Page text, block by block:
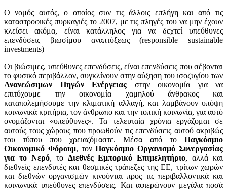
Ο νομός αυτός, ο οποίος συν τις άλλοις επλήγη και από τις
καταστροφικές πυρκαγιές το 2007, με τις πληγές του να μην έχουν
κλείσει ακόμα, είναι κατάλληλος για να δεχτεί υπεύθυνες
επενδύσεις βιωσίμου αναπτύξεως (responsible sustainable
investments)
Οι βιώσιμες, υπεύθυνες επενδύσεις, είναι επενδύσεις που σέβονται
το φυσικό περιβάλλον, συγκλίνουν στην αύξηση του ισοζυγίου των
Ανανεώσιμων Πηγών Ενέργειας στην οικονομία για να
επιτύχουμε την οικονομία χαμηλού άνθρακος και
καταπολεμήσουμε την κλιματική αλλαγή, και λαμβάνουν υπόψη
κοινωνικά κριτήρια, τον άνθρωπο και την τοπική κοινωνία, για αυτό
ονομάζονται «υπεύθυνες». Τα τελευταία χρόνια εργάζομαι σε
αυτούς τους χώρους που προωθούν τις επενδύσεις αυτού ακριβώς
του τύπου που χρειαζόμαστε. Μέσα από το Παγκόσμιο
Οικονομικό Φόρουμ, τονΠαγκόσμιο Οργανισμό Συνεργασίας
για το Νερό, το Διεθνές Εμπορικό Επιμελητήριο, αλλά και
διεθνείς επενδυτές και θεσμικές τράπεζες της ΕΕ, τρίτων χωρών
και διεθνών οργανισμών κινούνται προς τις περιβαλλοντικά και
κοινωνικά υπεύθυνες επενδύσεις. Και αφιερώνουν μεγάλα ποσά